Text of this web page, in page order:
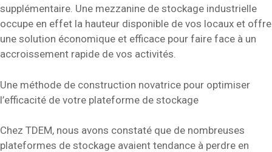
supplémentaire. Une mezzanine de stockage industrielle
occupe en effet la hauteur disponible de vos locaux et offre
une solution économique et efficace pour faire face à un
accroissement rapide de vos activités.
Une méthode de construction novatrice pour optimiser
l’efficacité de votre plateforme de stockage
Chez TDEM, nous avons constaté que de nombreuses
plateformes de stockage avaient tendance à perdre en